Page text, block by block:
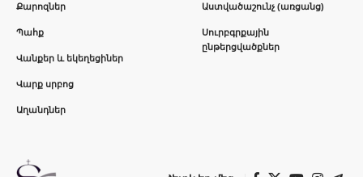
Քարոզներ
Պահք
Վանքեր և եկեղեցիներ
Վարք սրբոց
Աղանդներ
Աստվածաշունչ (առցանց)
Սուրբգրքային
ընթերցվածքներ